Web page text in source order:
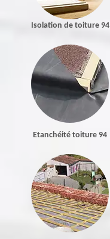
Isolation de toiture 94
Etanchéité toiture 94